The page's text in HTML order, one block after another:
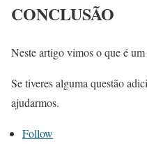
CONCLUSÃO
Neste artigo vimos o que é
Se tiveres alguma questão
ajudarmos.
Follow